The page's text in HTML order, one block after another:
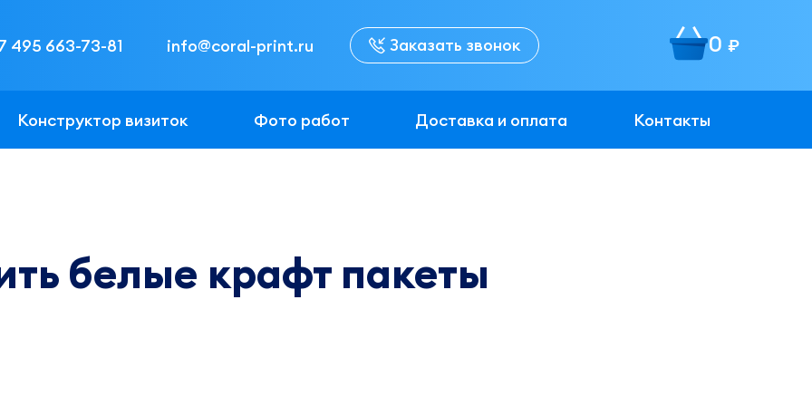
495 663-73-81 info@coral-print.ru Заказать звонок 0 руб.
Конструктор визиток Фото работ Доставка и оплата Контакты
белые крафт пакеты